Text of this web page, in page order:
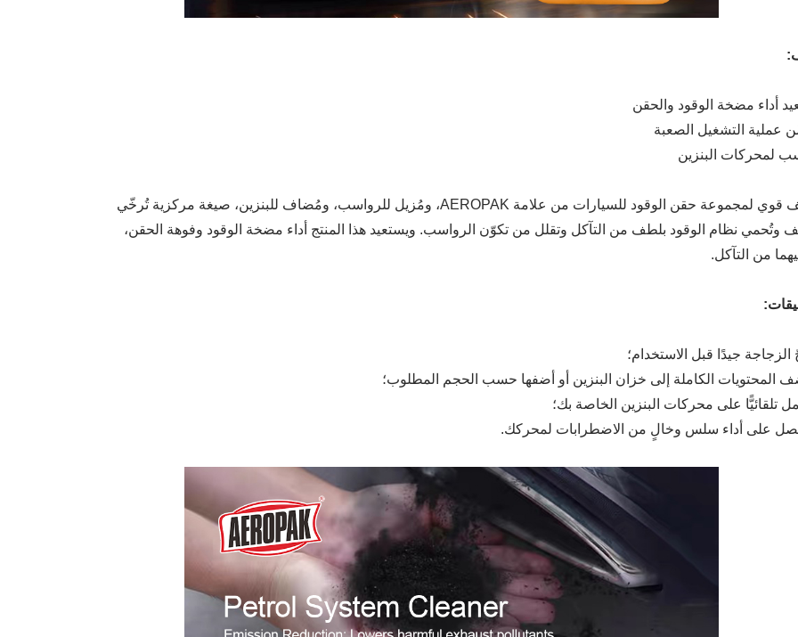
أداء مضخة الوقود والحقن
عملية التشغيل الصعبة
لمحركات البنزين
منظف قوي لمجموعة حقن الوقود للسيارات من علامة AEROPAK، ومُزيل للرواسب، ومُضاف للبنزين، صيغة مركزية تُرخّي
وتُحمي نظام الوقود بلطف من التآكل وتقلل من تكوّن الرواسب. ويستعيد هذا المنتج أداء مضخة الوقود وفوهة الحقن،
من التآكل.